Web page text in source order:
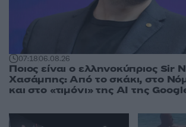
07:1806.08.26
Ποιος είναι ο ελληνοκύπριος Sir
Χασάμπης: Από το σκάκι, στο
και στο «τιμόνι» της AI της